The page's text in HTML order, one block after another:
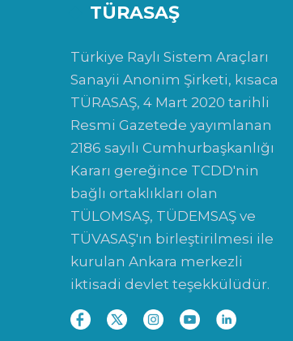
TÜRASAŞ
Türkiye Raylı Sistem Araçları
Sanayii Anonim Şirketi, kısaca
TÜRASAŞ, 4 Mart 2020 tarihli
Resmi Gazetede yayımlanan
2186 sayılı Cumhurbaşkanlığı
Kararı gereğince TCDD'nin
bağlı ortaklıkları olan
TÜLOMSAŞ, TÜDEMSAŞ ve
TÜVASAŞ'ın birleştirilmesi ile
kurulan Ankara merkezli
iktisadi devlet teşekkülüdür.